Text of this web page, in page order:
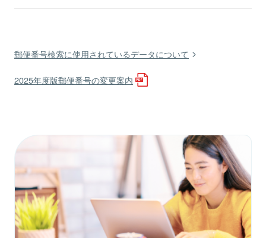
郵便番号検索に使用されているデータについて
2025年度版郵便番号の変更案内